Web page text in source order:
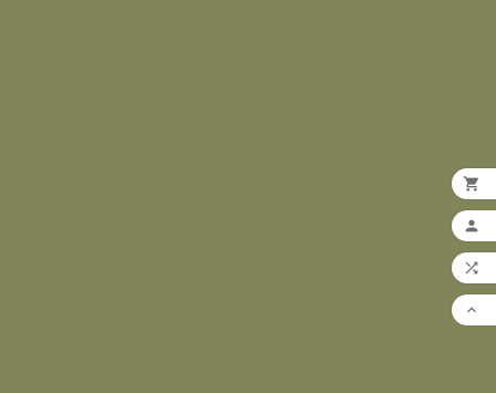



